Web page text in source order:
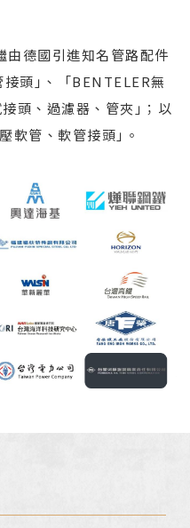
由德國引進知名管路配件
頭｣、「BENTELER無
頭、過濾器、管夾｣；以
軟管、軟管接頭｣。